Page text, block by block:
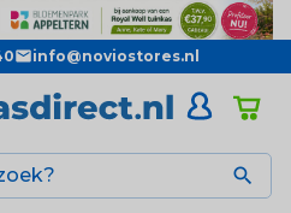
info@noviostores.nl
